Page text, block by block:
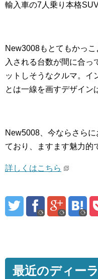
輸入車の7人乗り本格
New3008もとてもかっ
入される台数が間に合っ
ットしそうなクルマ。イ
とは一線を画すデザイン
New5008、今ならさら
ており、ますます魅力的
詳しくはこちら
最近のディー